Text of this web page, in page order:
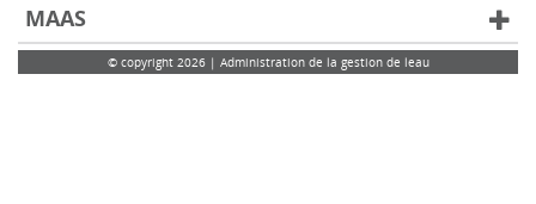
MAAS
© copyright 2026 | Administration de la gestion de leau